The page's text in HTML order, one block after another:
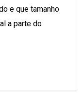
e que tamanho
a parte do